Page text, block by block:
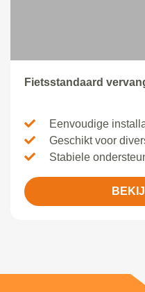
Fietsstandaard
Eenvoudige
Geschikt voor
Stabiele